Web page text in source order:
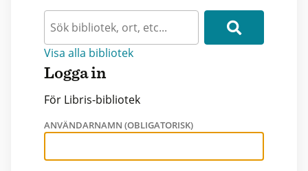
Visa alla bibliotek
Logga in
För Libris-bibliotek
ANVÄNDARNAMN (OBLIGATORISK)